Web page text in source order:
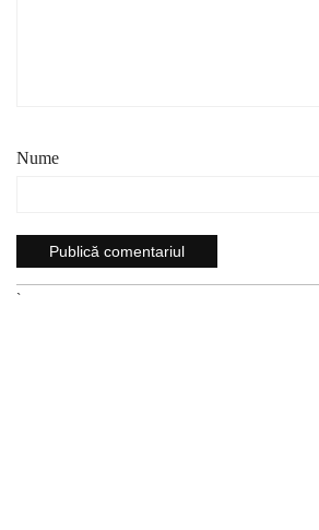
Nume
`